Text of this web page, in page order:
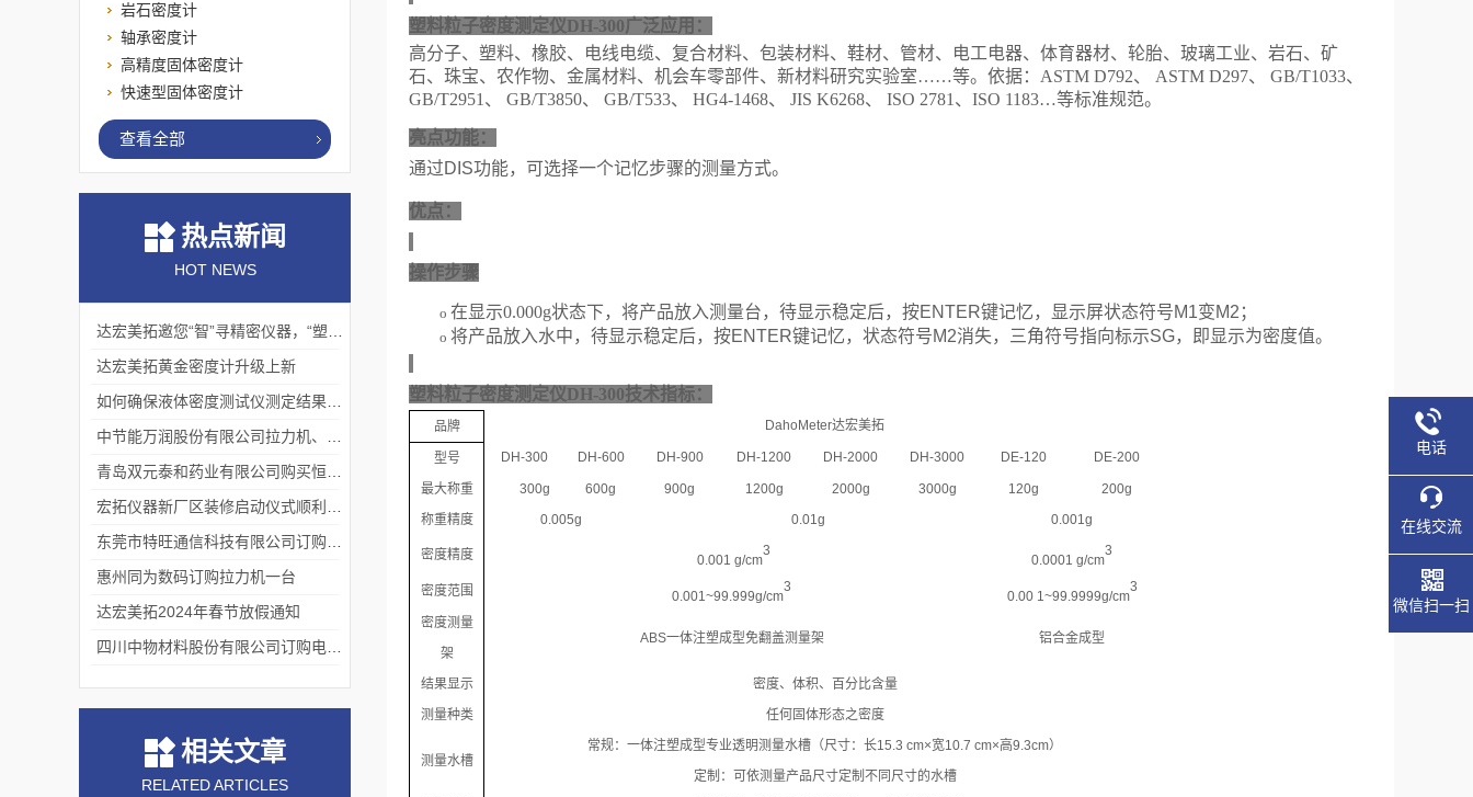
塑料粒子密度测定仪DH-300 广泛应用 ：
高分子、塑料、 橡胶、电线电缆、 复合材料、包装材料、鞋材、管材、 电工电器、体育器材、轮胎、玻璃工业、 岩石、矿
石、珠宝、农作物、金属材料、机会车零部件、 新材料研究实验室……等。 依据：ASTM D792、 ASTM D297、 GB/T1033、
GB/T2951、 GB/T3850、 GB/T533、 HG4-1468、 JIS K6268、 ISO 2781、ISO 1183…等标准规范。
亮点功能：
通过DIS功能，可选择一个记忆步骤的测量方式。
优点：
操作步骤
o 在显示0.000g状态下， 将产品放入测量台， 待显示稳定后，按ENTER键记忆 ，显示屏状态符号M1变M2 ；
o 将产品放入水中 ，待显示稳定后，按ENTER键记忆 ，状态符号M2消失，三角符号指向标示SG，即显示为密度值。
塑料粒子密度测定仪DH-300技术指标：
品牌 DahoMeter达宏美拓
型号 DH-300 DH-600 DH-900 DH-1200 DH-2000 DH-3000 DE-120 DE-200
最大称重 300g 600g 900g 1200g 2000g 3000g 120g
200g
称重精度
0.005g 0.01g 0.001g
密度精度 0.001 g/cm
3
0.0001 g/cm
3
密度范围 0.001~99.999g/cm
3
0.00 1~99.9999g/cm
3
密度测量
架
ABS一体注塑成型免翻盖测量架 铝合金成型
结果显示
密度、体积、百分比含量
测量种类
任何固体形态之密度
测量水槽
常规：一体注塑成型专业透明测量水槽 （尺寸：长15.3 cm×宽10.7 cm×高9.3cm）
定制：可依测量产品尺寸定制不同尺寸的水槽
岩石密度计
轴承密度计
高精度固体密度计
快速型固体密度计
查看全部
热点新闻
HOT NEWS
达宏美拓黄金密度计升级上新
惠州同为数码订购拉力机一台
达宏美拓2024年春节放假通知
相关文章
RELATED ARTICLES
电话
在线交流
微信扫一扫